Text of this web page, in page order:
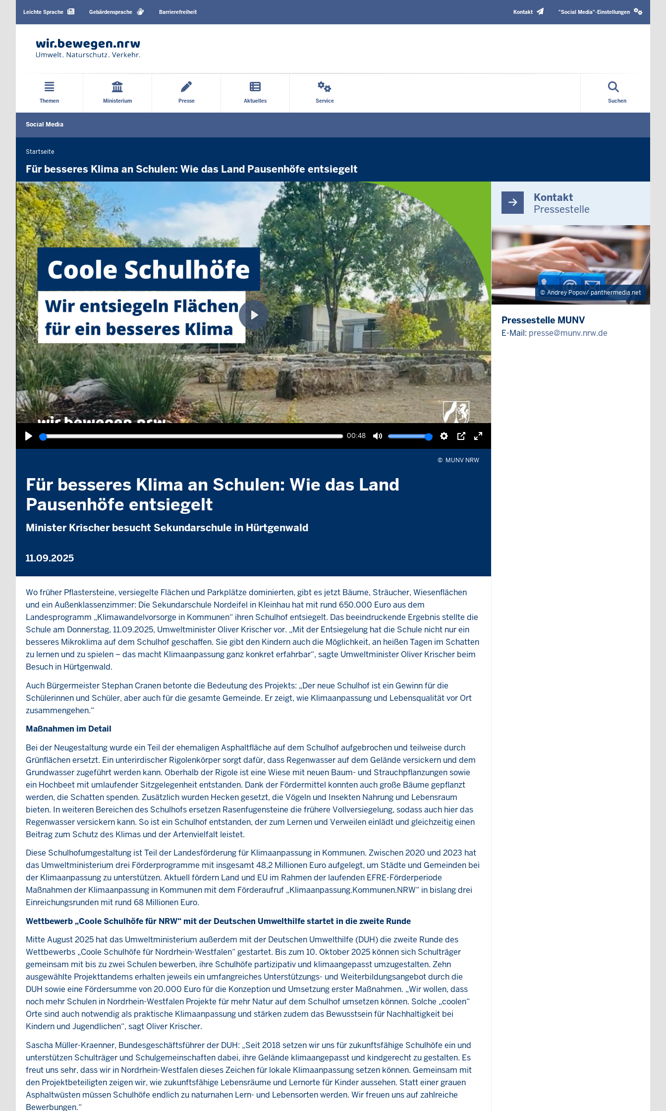
Sprachen
Leichte Sprache Gebärdensprache Barrierefreiheit
TopKontakt
media
"Social Media"-Einstellungen
Hauptmenü
Themen Ministerium Presse Aktuelles Service Suchen
Social Media
Sie
befinden
hier
Startseite
Für besseres Klima an Schulen: Wie das Land Pausenhöfe entsiegelt
Wiedergabe
00:48
Ton
Einstellungen
Picture-
in-
Vollbildmodus
aktivieren
Wiedergabe
© MUNV NRW
Für besseres Klima an Schulen: Wie das Land
Pausenhöfe entsiegelt
Minister Krischer besucht Sekundarschule in Hürtgenwald
11.09.2025
Wo früher Pflastersteine, versiegelte Flächen und Parkplätze dominierten, gibt es jetzt Bäume, Sträucher, Wiesenflächen
und ein Außenklassenzimmer: Die Sekundarschule Nordeifel in Kleinhau hat mit rund 650.000 Euro aus dem
Landesprogramm „Klimawandelvorsorge in Kommunen“ ihren Schulhof entsiegelt. Das beeindruckende Ergebnis stellte die
Schule am Donnerstag, 11.09.2025, Umweltminister Oliver Krischer vor. „Mit der Entsiegelung hat die Schule nicht nur ein
besseres Mikroklima auf dem Schulhof geschaffen. Sie gibt den Kindern auch die Möglichkeit, an heißen Tagen im Schatten
zu lernen und zu spielen – das macht Klimaanpassung ganz konkret erfahrbar“, sagte Umweltminister Oliver Krischer beim
Besuch in Hürtgenwald.
Auch Bürgermeister Stephan Cranen betonte die Bedeutung des Projekts: „Der neue Schulhof ist ein Gewinn für die
Schülerinnen und Schüler, aber auch für die gesamte Gemeinde. Er zeigt, wie Klimaanpassung und Lebensqualität vor Ort
zusammengehen.“
Maßnahmen im Detail
Bei der Neugestaltung wurde ein Teil der ehemaligen Asphaltfläche auf dem Schulhof aufgebrochen und teilweise durch
Grünflächen ersetzt. Ein unterirdischer Rigolenkörper sorgt dafür, dass Regenwasser auf dem Gelände versickern und dem
Grundwasser zugeführt werden kann. Oberhalb der Rigole ist eine Wiese mit neuen Baum- und Strauchpflanzungen sowie
ein Hochbeet mit umlaufender Sitzgelegenheit entstanden. Dank der Fördermittel konnten auch große Bäume gepflanzt
werden, die Schatten spenden. Zusätzlich wurden Hecken gesetzt, die Vögeln und Insekten Nahrung und Lebensraum
bieten. In weiteren Bereichen des Schulhofs ersetzen Rasenfugensteine die frühere Vollversiegelung, sodass auch hier das
Regenwasser versickern kann. So ist ein Schulhof entstanden, der zum Lernen und Verweilen einlädt und gleichzeitig einen
Beitrag zum Schutz des Klimas und der Artenvielfalt leistet.
Diese Schulhofumgestaltung ist Teil der Landesförderung für Klimaanpassung in Kommunen. Zwischen 2020 und 2023 hat
das Umweltministerium drei Förderprogramme mit insgesamt 48,2 Millionen Euro aufgelegt, um Städte und Gemeinden bei
der Klimaanpassung zu unterstützen. Aktuell fördern Land und EU im Rahmen der laufenden EFRE-Förderperiode
Maßnahmen der Klimaanpassung in Kommunen mit dem Förderaufruf „Klimaanpassung.Kommunen.NRW“ in bislang drei
Einreichungsrunden mit rund 68 Millionen Euro.
Wettbewerb „Coole Schulhöfe für NRW“ mit der Deutschen Umwelthilfe startet in die zweite Runde
Mitte August 2025 hat das Umweltministerium außerdem mit der Deutschen Umwelthilfe (DUH) die zweite Runde des
Wettbewerbs „Coole Schulhöfe für Nordrhein-Westfalen“ gestartet. Bis zum 10. Oktober 2025 können sich Schulträger
gemeinsam mit bis zu zwei Schulen bewerben, ihre Schulhöfe partizipativ und klimaangepasst umzugestalten. Zehn
ausgewählte Projekttandems erhalten jeweils ein umfangreiches Unterstützungs- und Weiterbildungsangebot durch die
DUH sowie eine Fördersumme von 20.000 Euro für die Konzeption und Umsetzung erster Maßnahmen. „Wir wollen, dass
noch mehr Schulen in Nordrhein-Westfalen Projekte für mehr Natur auf dem Schulhof umsetzen können. Solche „coolen“
Orte sind auch notwendig als praktische Klimaanpassung und stärken zudem das Bewusstsein für Nachhaltigkeit bei
Kindern und Jugendlichen“, sagt Oliver Krischer.
Sascha Müller-Kraenner, Bundesgeschäftsführer der DUH: „Seit 2018 setzen wir uns für zukunftsfähige Schulhöfe ein und
unterstützen Schulträger und Schulgemeinschaften dabei, ihre Gelände klimaangepasst und kindgerecht zu gestalten. Es
freut uns sehr, dass wir in Nordrhein-Westfalen dieses Zeichen für lokale Klimaanpassung setzen können. Gemeinsam mit
den Projektbeteiligten zeigen wir, wie zukunftsfähige Lebensräume und Lernorte für Kinder aussehen. Statt einer grauen
Asphaltwüsten müssen Schulhöfe endlich zu naturnahen Lern- und Lebensorten werden. Wir freuen uns auf zahlreiche
Bewerbungen.“
Kontakt
Pressestelle
Andrey Popov/ panthermedia.net
Pressestelle MUNV
E-Mail: presse@munv.nrw.de